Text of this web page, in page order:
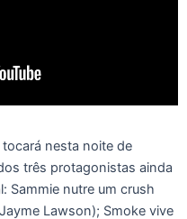
nesta noite de
três protagonistas ainda
Sammie nutre um crush
Lawson); Smoke vive